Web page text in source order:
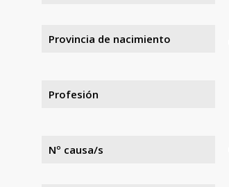
Provincia de nacimiento
Profesión
Nº causa/s